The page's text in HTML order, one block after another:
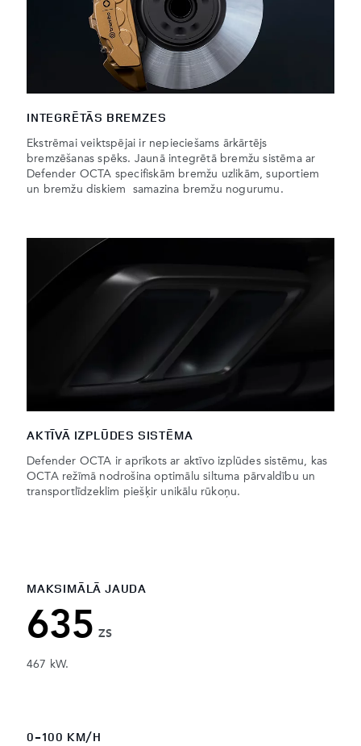
INTEGRĒTĀS BREMZES
Ekstrēmai veiktspējai ir nepieciešams ārkārtējs
bremzēšanas spēks. Jaunā integrētā bremžu sistēma ar
Defender OCTA specifiskām bremžu uzlikām, suportiem
un bremžu diskiem samazina bremžu nogurumu.
AKTĪVĀ IZPLŪDES SISTĒMA
Defender OCTA ir aprīkots ar aktīvo izplūdes sistēmu, kas
OCTA režīmā nodrošina optimālu siltuma pārvaldību un
transportlīdzeklim piešķir unikālu rūkoņu.
MAKSIMĀLĀ JAUDA
635 ZS
467 kW.
0-100 KM/H